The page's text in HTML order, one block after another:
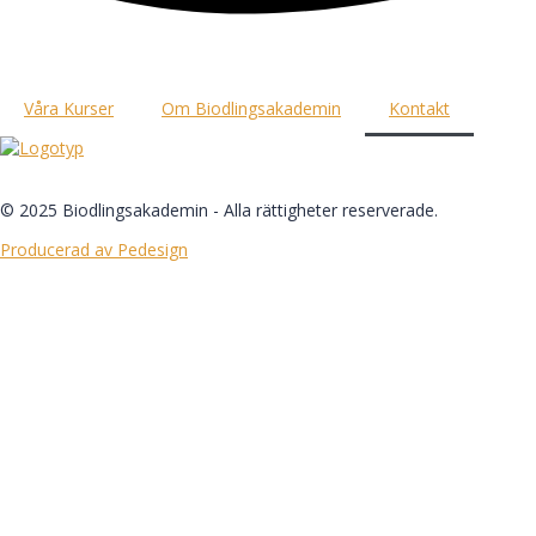
Våra Kurser Om Biodlingsakademin Kontakt
© 2025 Biodlingsakademin - Alla rättigheter reserverade.
Producerad av Pedesign